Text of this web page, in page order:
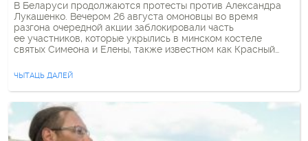
В Беларуси продолжаются протесты против Александра
Лукашенко. Вечером 26 августа омоновцы во время
разгона очередной акции заблокировали часть
ее участников, которые укрылись в минском костеле
святых Симеона и Елены, также известном как Красный
через час. Сами католические священники тоже выходят
на мирные акции протеста, осуждают насилие силовиков
и помогают пострадавшим. О роли церкви в протесте
«Медуза» поговорила с Юрием Санько — официальным
представителем […]
ЧЫТАЦЬ ДАЛЕЙ